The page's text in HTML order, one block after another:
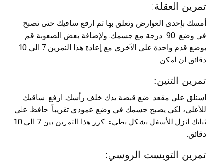
تمرين العقلة:
أمسك بإحدى العوارض وتعلق بها ثم ارفع ساقيك حتى تصبح
في وضع 90 درجة مع جسمك. ولإضافة بعض الصعوبة قم
بوضع قدم واحدة على الآخرى مع إعادة هذا التمرين 7 الى 10
دقائق ان امكن.
تمرين التنين:
استلق على مقعد ضع قبضة يدك خلف رأسك. ارفع ساقيك
للأعلى، لكي يصبح جسمك في وضع عمودي تقريباً. حافظ على
ثباتك انزل للأسفل بشكل بطيء. كرر هذا التمرين بين 7 الى 10
دقائق.
تمرين التويست الروسي: